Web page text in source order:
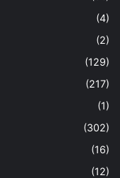
(4)
(2)
(129)
(217)
(1)
(302)
(16)
(12)